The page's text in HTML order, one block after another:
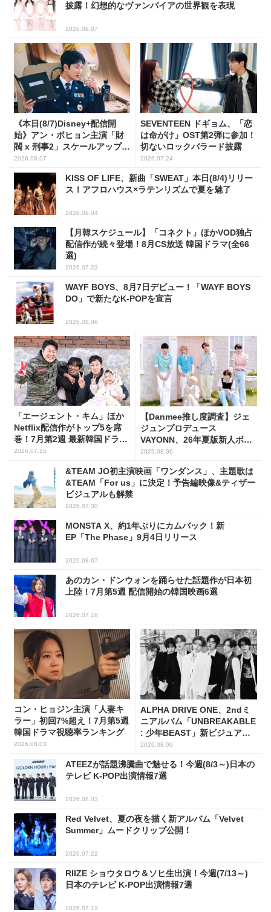
披露！幻想的なヴァンパイアの世界観を表現
2026.08.07
《本日(8/7)Disney+配信開
始》アン・ボヒョン主演「財
閥 x 刑事2」スケールアップし
たFLEX捜査に注目
2026.08.07
SEVENTEEN ドギョム、「恋
は命がけ」OST第2弾に参加！
切ないロックバラード披露
2026.07.24
KISS OF LIFE、新曲「SWEAT」本日(8/4)リリー
ス！アフロハウス×ラテンリズムで夏を魅了
2026.08.04
【月韓スケジュール】「コネクト」ほかVOD独占
配信作が続々登場！8月CS放送 韓国ドラマ(全66
選)
2026.07.23
WAYF BOYS、8月7日デビュー！「WAYF BOYS
DO」で新たなK-POPを宣言
2026.08.06
「エージェント・キム」ほか
Netflix配信作がトップ5を席
巻！7月第2週 最新韓国ドラマ
話題性1位～5位
2026.07.15
【Danmee推し度調査】ジェ
ジュンプロデュース
VAYONN、26年夏版新人ボー
イズグループ人気No.1に
2026.08.06
&TEAM JO初主演映画「ワンダンス」、主題歌は
&TEAM「For us」に決定！予告編映像&ティザー
ビジュアルも解禁
2026.07.30
MONSTA X、約1年ぶりにカムバック！新
EP「The Phase」9月4日リリース
2026.08.07
あのカン・ドンウォンを踊らせた話題作が日本初
上陸！7月第5週 配信開始の韓国映画6選
2026.07.16
コン・ヒョジン主演「人妻キ
ラー」初回7%超え！7月第5週
韓国ドラマ視聴率ランキング
2026.08.03
ALPHA DRIVE ONE、2ndミ
ニアルバム「UNBREAKABLE
: 少年BEAST」新ビジュアル
解禁！
2026.08.06
ATEEZが話題沸騰曲で魅せる！今週(8/3～)日本の
テレビ K-POP出演情報7選
2026.08.03
Red Velvet、夏の夜を描く新アルバム「Velvet
Summer」ムードクリップ公開！
2026.07.22
RIIZE ショウタロウ＆ソヒ生出演！今週(7/13～)
日本のテレビ K-POP出演情報7選
2026.07.13